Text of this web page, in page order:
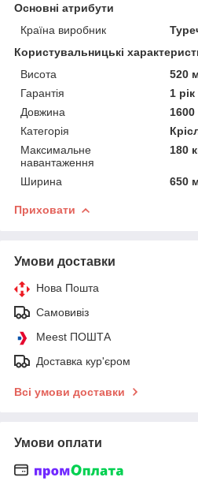
Основні атрибути
Країна виробник
Користувальницькі
Висота
520
Гарантія
1 рік
Довжина
Категорія
Максимальне
навантаження
180
Ширина 650
Приховати
Умови доставки
Нова Пошта
Самовивіз
Meest ПОШТА
Доставка кур'єром
Всі умови доставки
Умови оплати